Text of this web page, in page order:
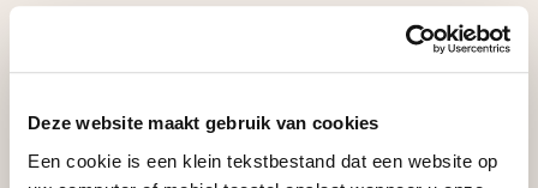
Deze website maakt gebruik van cookies
Een cookie is een klein tekstbestand dat een website op